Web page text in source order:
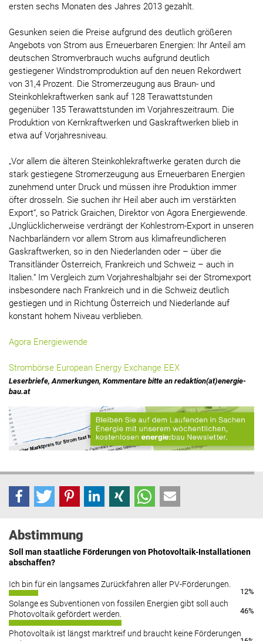
ersten sechs Monaten des Jahres 2013 gezahlt.
Gesunken seien die Preise aufgrund des deutlich größeren
Angebots von Strom aus Erneuerbaren Energien: Ihr Anteil am
deutschen Stromverbrauch wuchs aufgrund deutlich
gestiegener Windstromproduktion auf den neuen Rekordwert
von 31,4 Prozent. Die Stromerzeugung aus Braun- und
Steinkohlekraftwerken sank auf 128 Terawattstunden
gegenüber 135 Terawattstunden im Vorjahreszeitraum. Die
Produktion von Kernkraftwerken und Gaskraftwerken blieb in
etwa auf Vorjahresniveau.
„Vor allem die älteren Steinkohlekraftwerke geraten durch die
stark gestiegene Stromerzeugung aus Erneuerbaren Energien
zunehmend unter Druck und müssen ihre Produktion immer
öfter drosseln. Sie suchen ihr Heil aber auch im verstärkten
Export“, so Patrick Graichen, Direktor von Agora Energiewende.
„Unglücklicherweise verdrängt der Kohlestrom-Export in unseren
Nachbarländern vor allem Strom aus klimafreundlicheren
Gaskraftwerken, so in den Niederlanden oder – über die
Transitländer Österreich, Frankreich und Schweiz – auch in
Italien.“ Im Vergleich zum Vorjahreshalbjahr sei der Stromexport
insbesondere nach Frankreich und in die Schweiz deutlich
gestiegen und in Richtung Österreich und Niederlande auf
konstant hohem Niveau verblieben.
Agora Energiewende
Strombörse European Energy Exchange EEX
Leserbriefe, Anmerkungen, Kommentare bitte an redaktion(at)energie-
bau.at
Abstimmung
Soll man staatliche Förderungen von Photovoltaik-Installationen
abschaffen?
Ich bin für ein langsames Zurückfahren aller PV-Förderungen.
12%
Solange es Subventionen von fossilen Energien gibt soll auch
Photovoltaik gefördert werden.
46%
Photovoltaik ist längst marktreif und braucht keine Förderungen